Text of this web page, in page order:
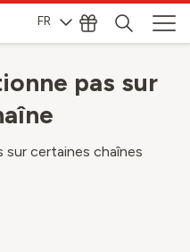
FR
pas sur
certaines chaînes